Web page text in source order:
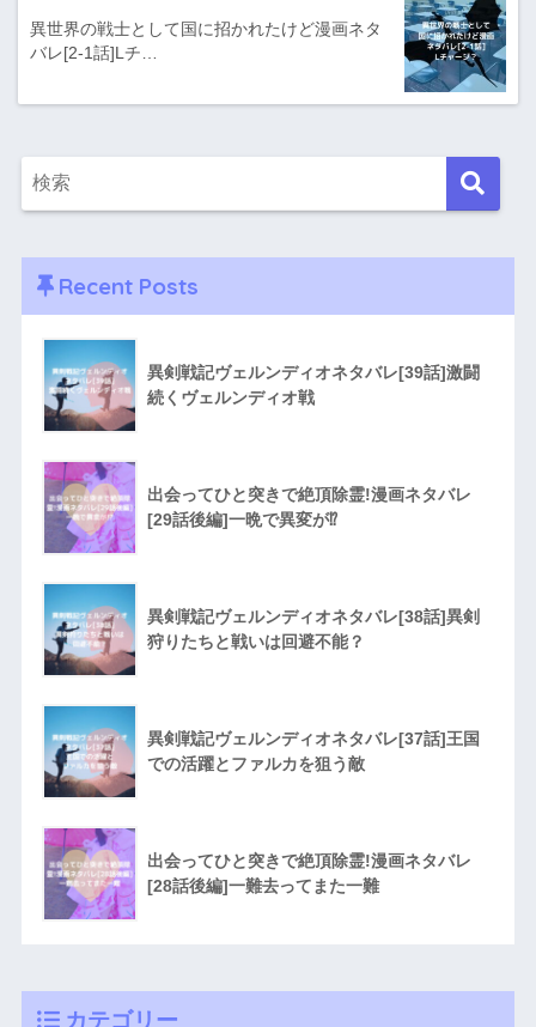
異世界の戦士として国に招かれたけど漫画ネタ
バレ[2-1話]Lチ…
Recent Posts
異剣戦記ヴェルンディオネタバレ[39話]激闘
続くヴェルンディオ戦
出会ってひと突きで絶頂除霊!漫画ネタバレ
[29話後編]一晩で異変が⁉︎
異剣戦記ヴェルンディオネタバレ[38話]異剣
狩りたちと戦いは回避不能？
異剣戦記ヴェルンディオネタバレ[37話]王国
での活躍とファルカを狙う敵
出会ってひと突きで絶頂除霊!漫画ネタバレ
[28話後編]一難去ってまた一難
カテゴリー